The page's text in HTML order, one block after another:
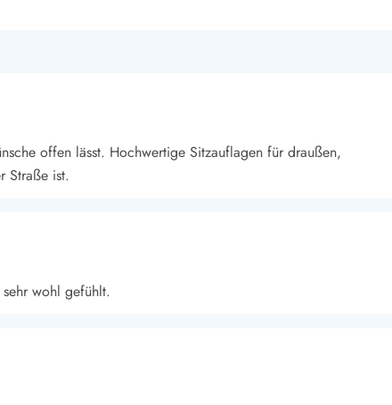
offen lässt. Hochwertige Sitzauflagen für draußen,
Straße ist.
wohl gefühlt.